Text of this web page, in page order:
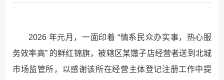
2026 年元月，一面印着 “情系民众办实事，热心服
务效率高” 的鲜红锦旗，被辖区某馓子店经营者送到北城
市场监管所，以感谢该所在经营主体登记注册工作中提